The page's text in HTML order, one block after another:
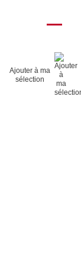
Ajouter à ma
sélection